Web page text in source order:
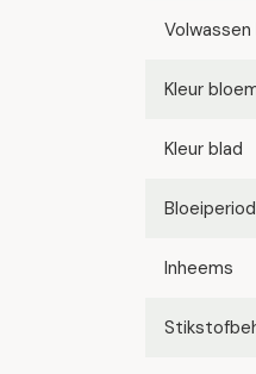
Kleur
Kleur blad
Inheems